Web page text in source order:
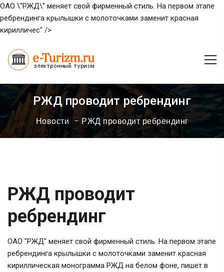
ОАО \"РЖД\" меняет свой фирменный стиль. На первом этапе
ребрендинга крылышки с молоточками заменит красная
кирилличес" />
РЖД проводит ребрендинг
Новости РЖД проводит ребрендинг
РЖД проводит
ребрендинг
ОАО "РЖД" меняет свой фирменный стиль. На первом этапе
ребрендинга крылышки с молоточками заменит красная
кириллическая монограмма РЖД на белом фоне, пишет в